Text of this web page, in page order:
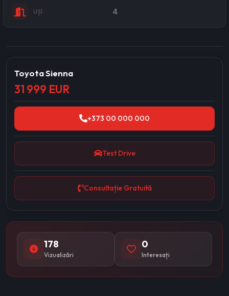
UȘI: 4
Toyota Sienna
31 999 EUR
+373 00 000 000
Test Drive
Consultație Gratuită
178
Vizualizări
0
Interesați